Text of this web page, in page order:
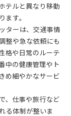
テルと異なり移動
す。
ターは、交通事情
整や急な依頼にも
格や日常のルーテ
中の健康管理やト
め細やかなサービ
、仕事や旅行など
る体制が整いま